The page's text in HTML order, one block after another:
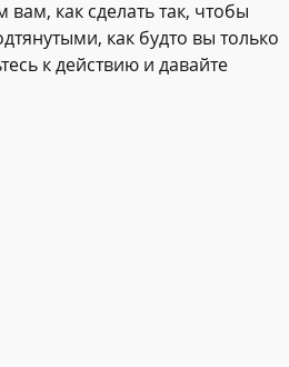
как сделать так, чтобы
как будто вы только
к действию и давайте